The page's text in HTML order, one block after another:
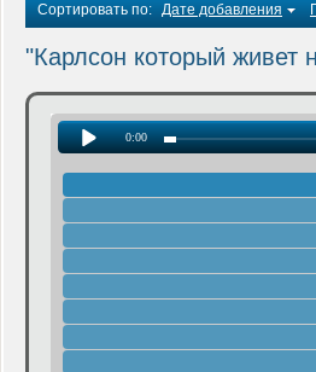
Сортировать по: Дате добавления
"Карлсон который живет
0:00